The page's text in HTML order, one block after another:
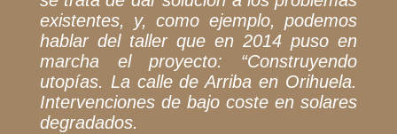
existentes, y, como ejemplo, podemos
hablar del taller que en 2014 puso en
marcha el proyecto: “Construyendo
utopías. La calle de Arriba en Orihuela.
Intervenciones de bajo coste en solares
degradados.